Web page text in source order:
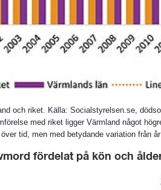
och riket. Källa: Socialstyrelsen.se,
med riket ligger Värmland något
tid, men med betydande variation från
fördelat på kön och